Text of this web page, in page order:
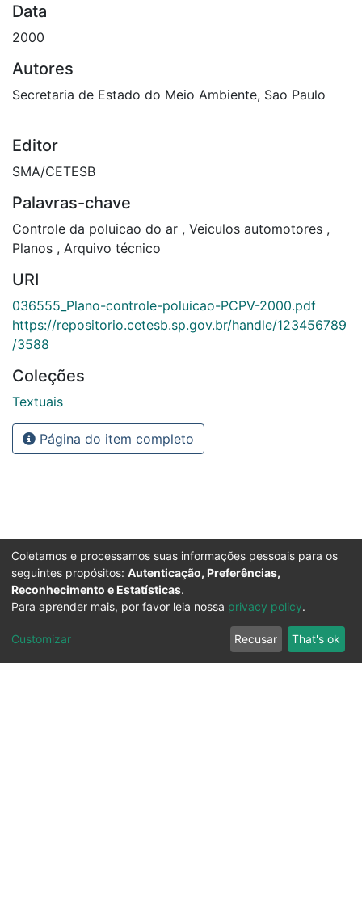
Data
2000
Autores
Secretaria de Estado do Meio Ambiente, Sao Paulo
Editor
SMA/CETESB
Palavras-chave
Controle da poluicao do ar , Veiculos automotores ,
Planos , Arquivo técnico
URI
036555_Plano-controle-poluicao-PCPV-2000.pdf
https://repositorio.cetesb.sp.gov.br/handle/123456789
/3588
Coleções
Textuais
Página do item completo
Coletamos e processamos suas informações pessoais para os
seguintes propósitos: Autenticação, Preferências,
Reconhecimento e Estatísticas.
Para aprender mais, por favor leia nossa privacy policy.
Customizar Recusar That's ok